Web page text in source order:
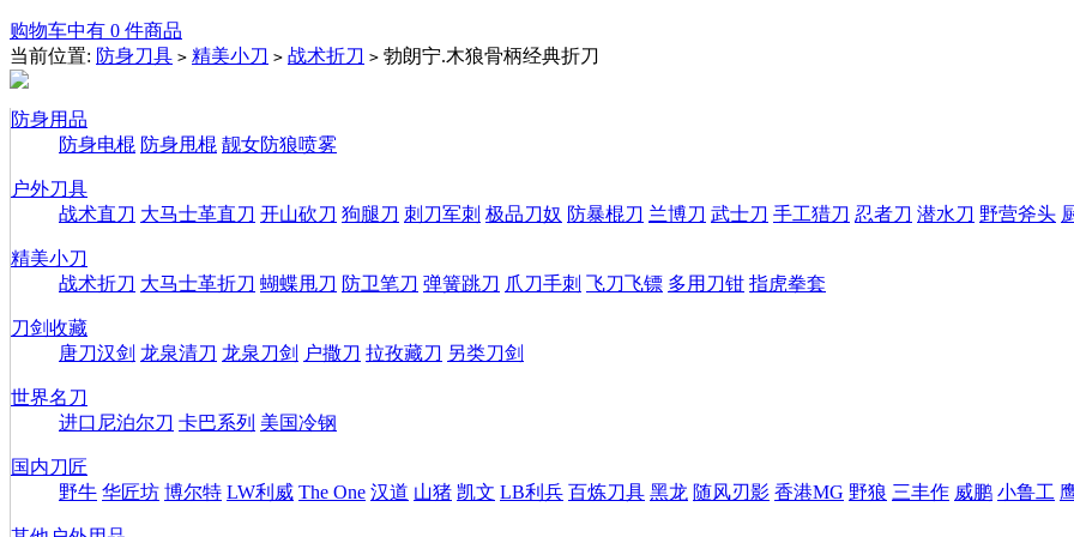
购物车中有 0 件商品
当前位置: 防身刀具 > 精美小刀 > 战术折刀 > 勃朗宁.木狼骨柄经典折刀
防身用品
防身电棍 防身甩棍 靓女防狼喷雾
户外刀具
战术直刀 大马士革直刀 开山砍刀 狗腿刀 刺刀军刺 极品刀奴 防暴棍刀 兰博刀 武士刀 手工猎刀 忍者刀 潜水刀 野营斧头
精美小刀
战术折刀 大马士革折刀 蝴蝶甩刀 防卫笔刀 弹簧跳刀 爪刀手刺 飞刀飞镖 多用刀钳 指虎拳套
刀剑收藏
唐刀汉剑 龙泉清刀 龙泉刀剑 户撒刀 拉孜藏刀 另类刀剑
世界名刀
进口尼泊尔刀 卡巴系列 美国冷钢
国内刀匠
野牛 华匠坊 博尔特 LW利威 The One 汉道 山猪 凯文 LB利兵 百炼刀具 黑龙 随风刃影 香港MG 野狼 三丰作 威鹏 小鲁工